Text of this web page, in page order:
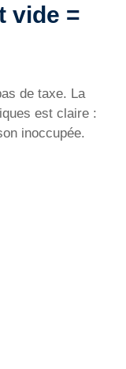
vide =
de taxe. La
est claire :
inoccupée.